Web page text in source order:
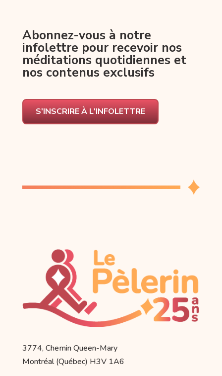
Abonnez-vous à notre
infolettre pour recevoir nos
méditations quotidiennes et
nos contenus exclusifs
S'INSCRIRE À L'INFOLETTRE
3774, Chemin Queen-Mary
Montréal (Québec) H3V 1A6